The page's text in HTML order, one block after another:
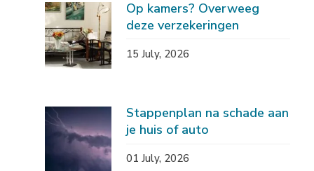
Op kamers? Overweeg
deze verzekeringen
15 July, 2026
Stappenplan na schade aan
je huis of auto
01 July, 2026